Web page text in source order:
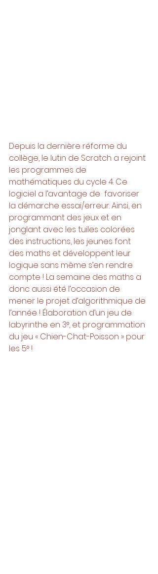
Depuis la dernière réforme du
collège, le lutin de Scratch a rejoint
les programmes de
mathématiques du cycle 4. Ce
logiciel a l’avantage de  favoriser
la démarche essai/erreur. Ainsi, en
programmant des jeux et en
jonglant avec les tuiles colorées
des instructions, les jeunes font
des maths et développent leur
logique sans même s’en rendre
compte ! La semaine des maths a
donc aussi été l’occasion de
mener le projet d’algorithmique de
l’année ! Élaboration d’un jeu de
labyrinthe en 3°, et programmation
du jeu « Chien-Chat-Poisson » pour
les 5° !